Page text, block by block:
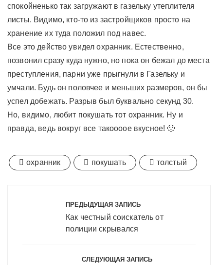
спокойненько так загружают в газельку утеплителя
листы. Видимо, кто-то из застройщиков просто на
хранение их туда положил под навес.
Все это действо увидел охранник. Естественно,
позвонил сразу куда нужно, но пока он бежал до места
преступления, парни уже прыгнули в Газельку и
умчали. Будь он половчее и меньших размеров, он бы
успел добежать. Разрыв был буквально секунд 30.
Но, видимо, любит покушать тот охранник. Ну и
правда, ведь вокруг все такоооое вкусное! 🙂
охранник покушать толстый
ПРЕДЫДУЩАЯ ЗАПИСЬ
Как честный соискатель от
полиции скрывался
СЛЕДУЮЩАЯ ЗАПИСЬ